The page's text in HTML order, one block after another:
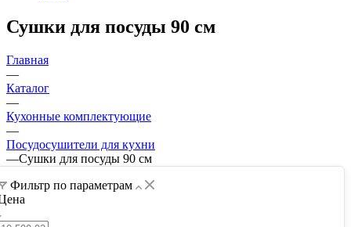
Сушки для посуды 90 см
Главная
—
Каталог
—
Кухонные комплектующие
—
Посудосушители для кухни
—Сушки для посуды 90 см
Фильтр по параметрам